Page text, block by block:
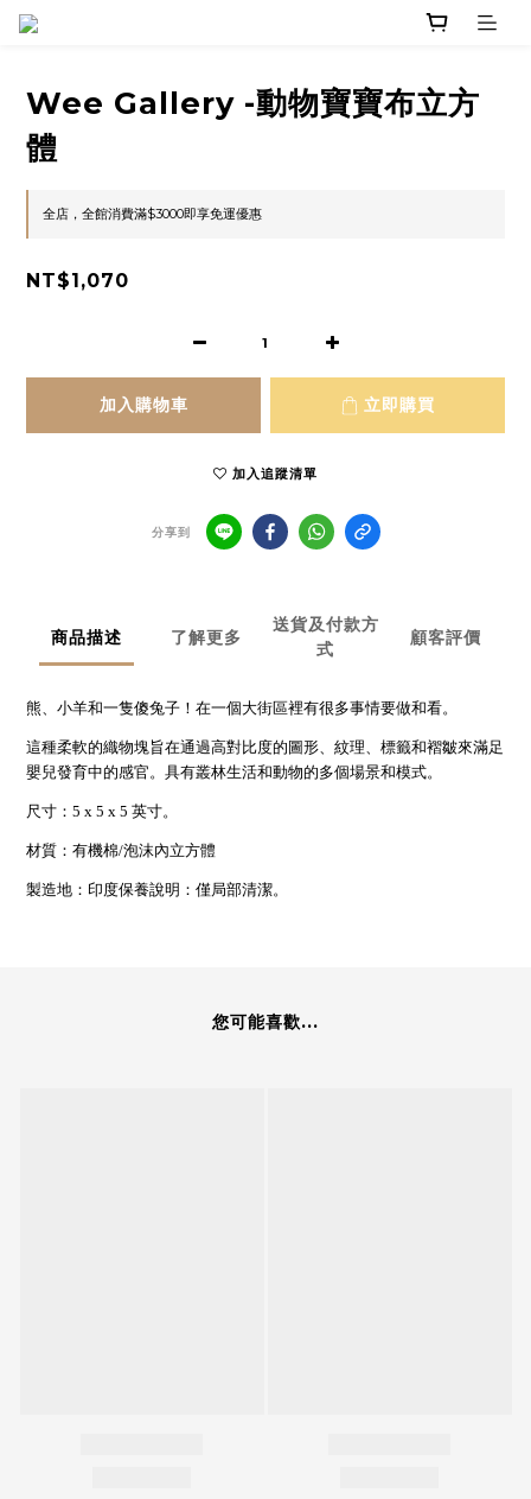
Wee Gallery -動物寶寶布立方
體
全店，全館消費滿$3000即享免運優惠
NT$1,070
加入購物車 立即購買
加入追蹤清單
分享到
商品描述 了解更多
送貨及付款方
式
顧客評價
熊、小羊和一隻傻兔子！在一個大街區裡有很多事情要做和看。
這種柔軟的織物塊旨在通過高對比度的圖形、紋理、標籤和褶皺來滿足
嬰兒發育中的感官。具有叢林生活和動物的多個場景和模式。
尺寸：5 x 5 x 5 英寸。
材質：有機棉/泡沫內立方體
製造地：印度保養說明：僅局部清潔。
您可能喜歡...